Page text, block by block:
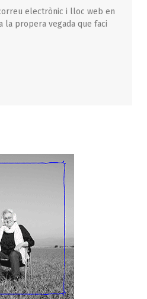
electrònic i lloc web en
la propera vegada que faci